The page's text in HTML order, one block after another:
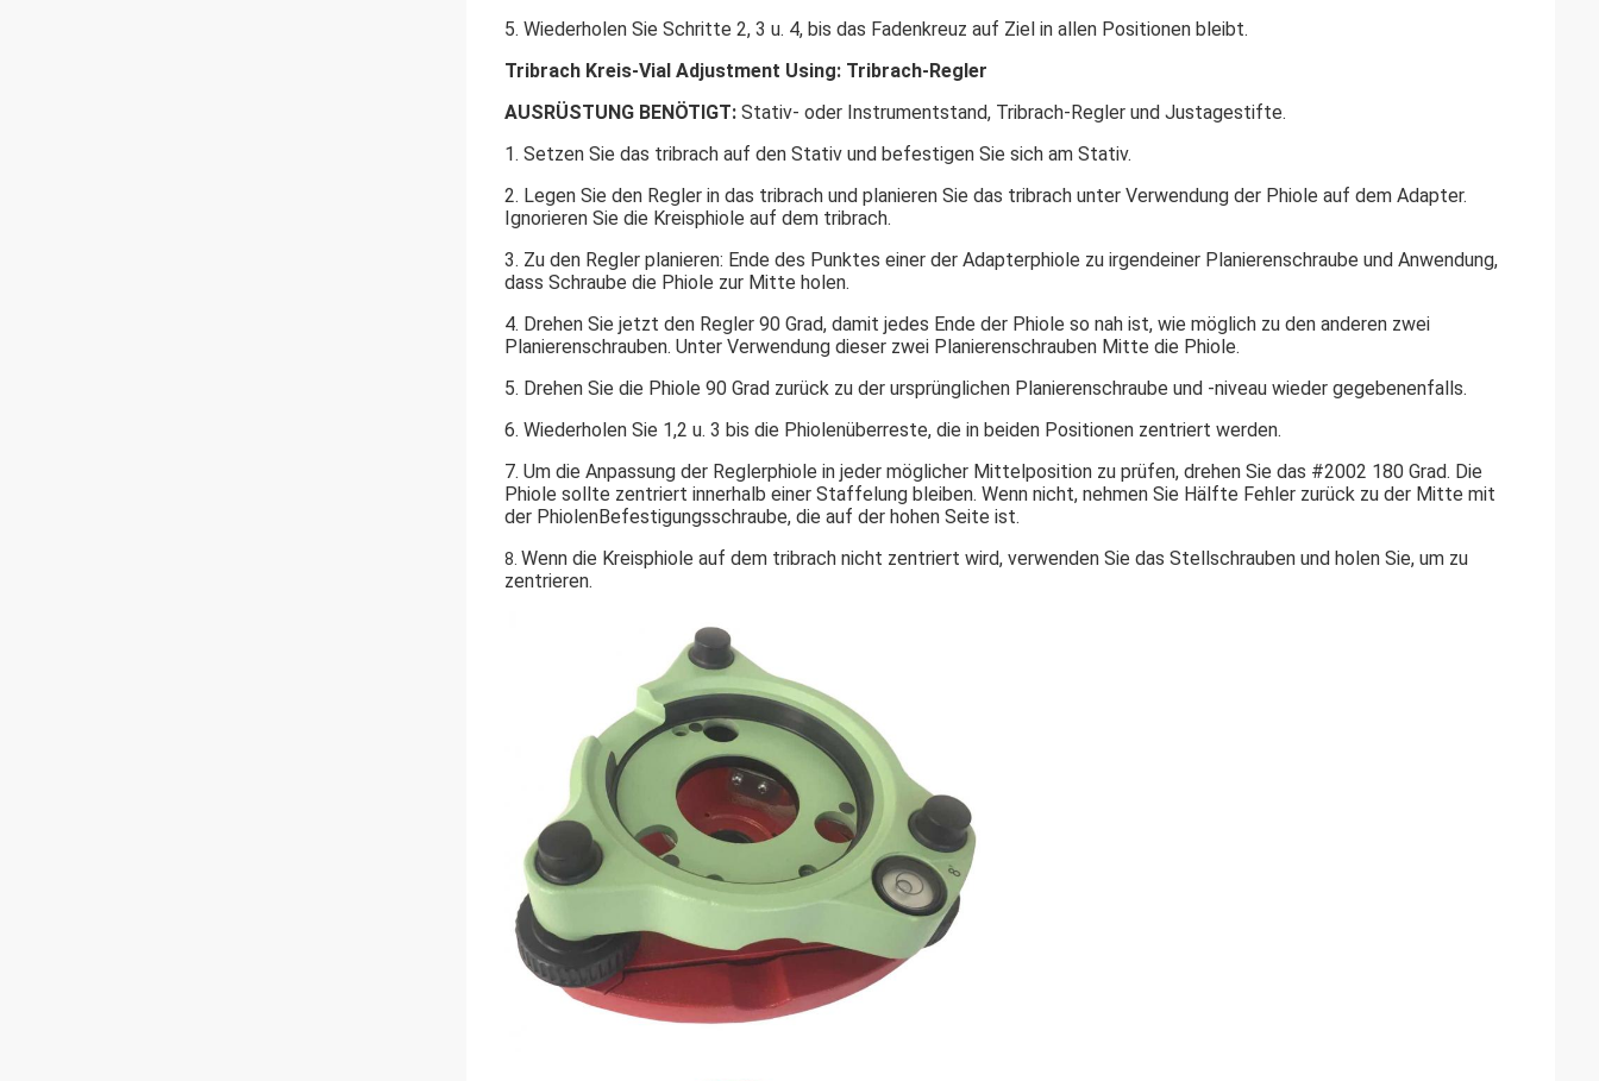
5. Wiederholen Sie Schritte 2, 3 u. 4, bis das Fadenkreuz auf Ziel in allen Positionen bleibt.
Tribrach Kreis-Vial Adjustment Using: Tribrach-Regler
AUSRÜSTUNG BENÖTIGT: Stativ- oder Instrumentstand, Tribrach-Regler und Justagestifte.
1. Setzen Sie das tribrach auf den Stativ und befestigen Sie sich am Stativ.
2. Legen Sie den Regler in das tribrach und planieren Sie das tribrach unter Verwendung der Phiole auf dem Adapter.
Ignorieren Sie die Kreisphiole auf dem tribrach.
3. Zu den Regler planieren: Ende des Punktes einer der Adapterphiole zu irgendeiner Planierenschraube und Anwendung,
dass Schraube die Phiole zur Mitte holen.
4. Drehen Sie jetzt den Regler 90 Grad, damit jedes Ende der Phiole so nah ist, wie möglich zu den anderen zwei
Planierenschrauben. Unter Verwendung dieser zwei Planierenschrauben Mitte die Phiole.
5. Drehen Sie die Phiole 90 Grad zurück zu der ursprünglichen Planierenschraube und -niveau wieder gegebenenfalls.
6. Wiederholen Sie 1,2 u. 3 bis die Phiolenüberreste, die in beiden Positionen zentriert werden.
7. Um die Anpassung der Reglerphiole in jeder möglicher Mittelposition zu prüfen, drehen Sie das #2002 180 Grad. Die
Phiole sollte zentriert innerhalb einer Staffelung bleiben. Wenn nicht, nehmen Sie Hälfte Fehler zurück zu der Mitte mit
der PhiolenBefestigungsschraube, die auf der hohen Seite ist.
8. Wenn die Kreisphiole auf dem tribrach nicht zentriert wird, verwenden Sie das Stellschrauben und holen Sie, um zu
zentrieren.